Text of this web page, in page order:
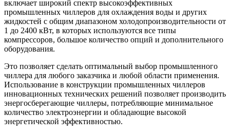
включает широкий спектр высокоэффективных
промышленных чиллеров для охлаждения воды и других
жидкостей с общим диапазоном холодопроизводительности от
1 до 2400 кВт, в которых используются все типы
компрессоров, большое количество опций и дополнительного
оборудования.
Это позволяет сделать оптимальный выбор промышленного
чиллера для любого заказчика и любой области применения.
Использование в конструкции промышленных чиллеров
инновационных технических решений позволяет производить
энергосберегающие чиллеры, потребляющие минимальное
количество электроэнергии и обладающие высокой
энергетической эффективностью.